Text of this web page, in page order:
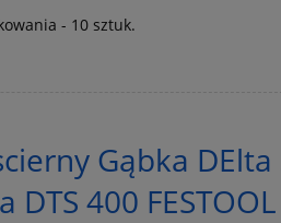
- 10 sztuk.
Gąbka DElta
DTS 400